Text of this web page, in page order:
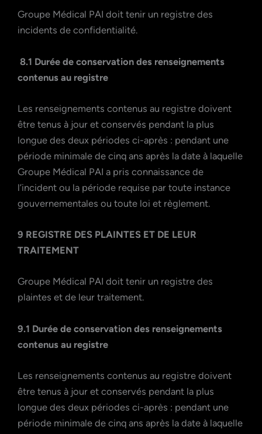
Groupe Médical PAI doit tenir un registre des
incidents de confidentialité.
8.1 Durée de conservation des renseignements
contenus au registre
Les renseignements contenus au registre doivent
être tenus à jour et conservés pendant la plus
longue des deux périodes ci-après : pendant une
période minimale de cinq ans après la date à laquelle
Groupe Médical PAI a pris connaissance de
l’incident ou la période requise par toute instance
gouvernementales ou toute loi et règlement.
9 REGISTRE DES PLAINTES ET DE LEUR
TRAITEMENT
Groupe Médical PAI doit tenir un registre des
plaintes et de leur traitement.
9.1 Durée de conservation des renseignements
contenus au registre
Les renseignements contenus au registre doivent
être tenus à jour et conservés pendant la plus
longue des deux périodes ci-après : pendant une
période minimale de cinq ans après la date à laquelle